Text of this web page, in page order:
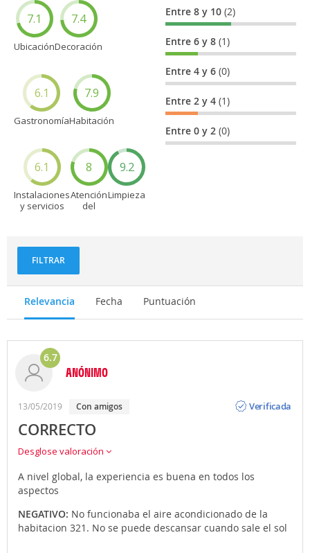
7.1
Ubicación
7.4
Decoración
6.1
Gastronomía
7.9
Habitación
6.1
Instalaciones
y servicios
8
Atención
del
9.2
Limpieza
Entre 8 y 10(2)
Entre 6 y 8(1)
Entre 4 y 6(0)
Entre 2 y 4(1)
Entre 0 y 2(0)
FILTRAR
Relevancia Fecha Puntuación
6.7
ANÓNIMO
13/05/2019 Con amigos
Verificada
CORRECTO
Desglose valoración
A nivel global, la experiencia es buena en todos los
aspectos
NEGATIVO: No funcionaba el aire acondicionado de la
habitacion 321. No se puede descansar cuando sale el sol